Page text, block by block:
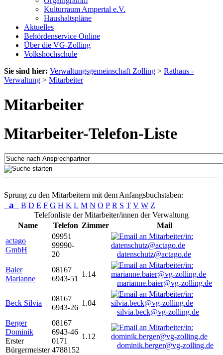
Kulturraum Ampertal e.V.
Haushaltspläne
Aktuelles
Behördenservice Online
Über die VG-Zolling
Volkshochschule
Sie sind hier: Verwaltungsgemeinschaft Zolling > Rathaus -
Verwaltung > Mitarbeiter
Mitarbeiter
Mitarbeiter-Telefon-Liste
Sprung zu den Mitarbeitern mit dem Anfangsbuchstaben:
a B D E F G H K L M N O P R S T V W Z
Telefonliste der Mitarbeiter/innen der Verwaltung
Name
Telefon Zimmer
Mail
actago
GmbH
09951
99990-
20
datenschutz@actago.de
Baier
Marianne
08167
6943-51
1.14
marianne.baier@vg-zolling.de
Beck Silvia
08167
6943-26
1.04
silvia.beck@vg-zolling.de
Berger
Dominik
Erster
Bürgermeister
08167
6943-46
0171
4788152
1.12
dominik.berger@vg-zolling.de